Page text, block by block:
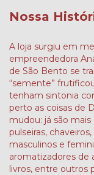
Nossa
A loja surgiu em
empreendedora
de São Bento se
“semente”
tenham sintonia
perto as coisas de
mudou: já são
pulseiras,
masculinos e
aromatizadores de
livros, entre outros